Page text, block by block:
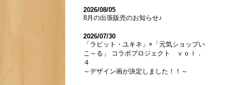
2026/08/05
8月の出張販売のお知らせ♪
2026/07/30
「ラビット・ユキネ」×「元気ショップい
こ～る」 コラボプロジェクト ｖｏｌ．
４
～デザイン画が決定しました！！～